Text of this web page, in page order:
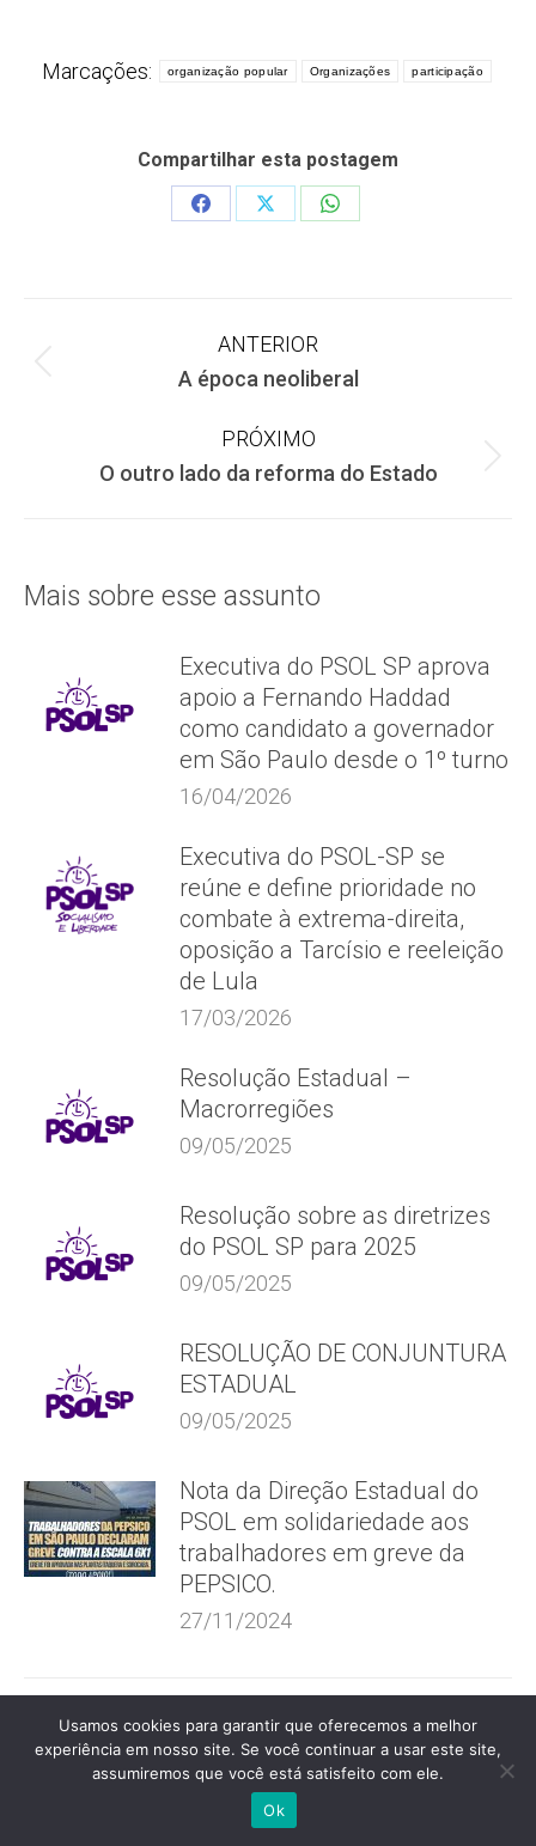
Marcações: organização popular Organizações participação
Compartilhar esta postagem
Share
Share
Share
Navegação
post:
ANTERIOR
Post
A época neoliberal
PRÓXIMO
Próximo
O outro lado da reforma do Estado
Mais sobre esse assunto
Executiva do PSOL SP aprova
apoio a Fernando Haddad
como candidato a governador
em São Paulo desde o 1º turno
16/04/2026
Executiva do PSOL-SP se
reúne e define prioridade no
combate à extrema-direita,
oposição a Tarcísio e reeleição
de Lula
17/03/2026
Resolução Estadual –
Macrorregiões
09/05/2025
Resolução sobre as diretrizes
do PSOL SP para 2025
09/05/2025
RESOLUÇÃO DE CONJUNTURA
ESTADUAL
09/05/2025
Nota da Direção Estadual do
PSOL em solidariedade aos
trabalhadores em greve da
PEPSICO.
27/11/2024
Deixe um comentário
Seu endereço de e-mail não será publicado. Campos
Usamos cookies para garantir que oferecemos a melhor
experiência em nosso site. Se você continuar a usar este site,
assumiremos que você está satisfeito com ele.
Ok